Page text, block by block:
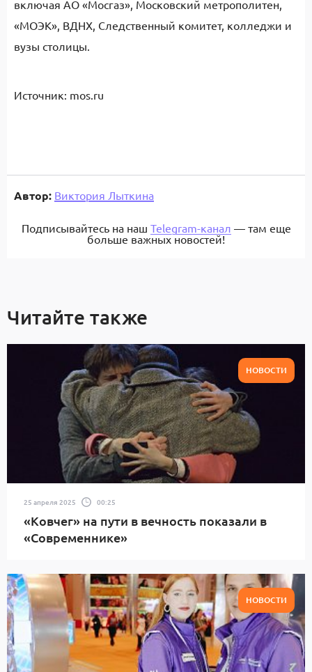
включая АО «Мосгаз», Московский метрополитен,
«МОЭК», ВДНХ, Следственный комитет, колледжи и
вузы столицы.
Источник: mos.ru
Автор: Виктория Лыткина
Подписывайтесь на наш Telegram-канал — там еще
больше важных новостей!
Читайте также
НОВОСТИ
25 апреля 2025 00:25
«Ковчег» на пути в вечность показали в
«Современнике»
НОВОСТИ